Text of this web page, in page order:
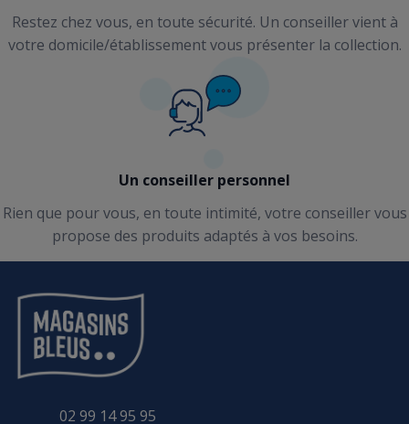
Restez chez vous, en toute sécurité. Un conseiller vient à
votre domicile/établissement vous présenter la collection.
Un conseiller personnel
Rien que pour vous, en toute intimité, votre conseiller vous
propose des produits adaptés à vos besoins.
02 99 14 95 95